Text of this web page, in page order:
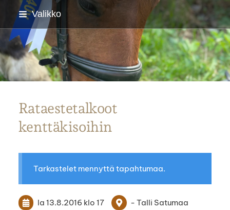
Siirry
sivun
sisältöön
Valikko
Parkanon Ratsastajat
Rataestetalkoot
kenttäkisoihin
Tarkastelet mennyttä tapahtumaa.
la 13.8.2016 klo 17 - Talli Satumaa